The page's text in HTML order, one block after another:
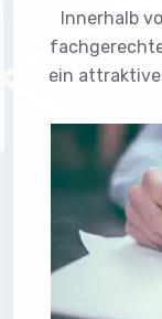
Innerhalb
ein